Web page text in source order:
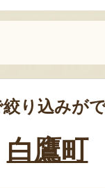
り込みが
白鷹町